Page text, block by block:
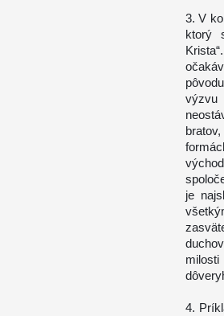
3. V
ktorý
výzvu
je
4.